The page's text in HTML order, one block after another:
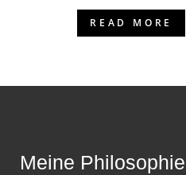
READ MORE
Meine Philosophie